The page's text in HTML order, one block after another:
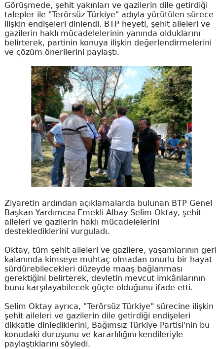
Görüşmede, şehit yakınları ve gazilerin dile getirdiği
talepler ile "Terörsüz Türkiye" adıyla yürütülen sürece
ilişkin endişeleri dinlendi. BTP heyeti, şehit aileleri ve
gazilerin haklı mücadelelerinin yanında olduklarını
belirterek, partinin konuya ilişkin değerlendirmelerini
ve çözüm önerilerini paylaştı.
Ziyaretin ardından açıklamalarda bulunan BTP Genel
Başkan Yardımcısı Emekli Albay Selim Oktay, şehit
aileleri ve gazilerin haklı mücadelelerini
desteklediklerini vurguladı.
Oktay, tüm şehit aileleri ve gazilere, yaşamlarının geri
kalanında kimseye muhtaç olmadan onurlu bir hayat
sürdürebilecekleri düzeyde maaş bağlanması
gerektiğini belirterek, devletin mevcut imkânlarının
bunu karşılayabilecek güçte olduğunu ifade etti.
Selim Oktay ayrıca, "Terörsüz Türkiye" sürecine ilişkin
şehit aileleri ve gazilerin dile getirdiği endişeleri
dikkatle dinlediklerini, Bağımsız Türkiye Partisi'nin bu
konudaki duruşunu ve kararlılığını kendileriyle
paylaştıklarını söyledi.